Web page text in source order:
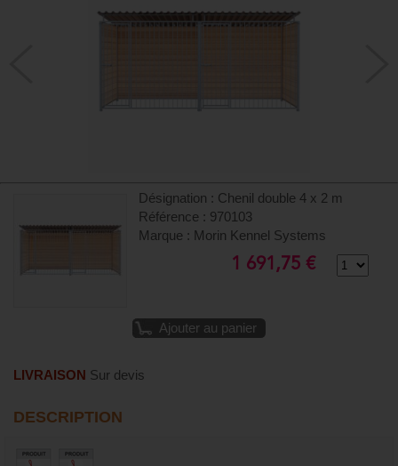
Désignation : Chenil double 4 x 2 m
Référence : 970103
Marque : Morin Kennel Systems
1 691,75 €
Ajouter au panier
LIVRAISON Sur devis
DESCRIPTION